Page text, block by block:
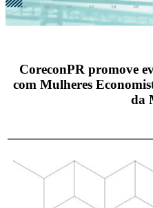
CoreconPR promove
com Mulheres
da